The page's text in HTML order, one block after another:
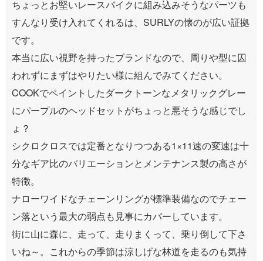
ちょっとお堅いレースバイクに組み込みそうなパーツも
すんなり受け入れてくれるは、SURLYの懐のが広い証拠
です。
本当に広い視野を持ったブランドなので、周りや型に囚
われずにまずはやりたい様に組んでみてください。
COOKでペイントしたダークトーンなメタリックグレー
にパープルのヘッドセットがちょっと悪そうな感じでし
ょ？
シクロクロスでは定番となりつつある1×11速の変速は十
分なギア比のバリエーションとメンテナンス製の高さが
特徴。
ナローワイドなチェーンリングが標準装備なのでチェー
ン落という最大の弱点も見事にカバーしています。
街に山に森に、走って、走りまくって、乗り倒して下さ
いね～。これからの季節は涼しげな林道を走るのも気持